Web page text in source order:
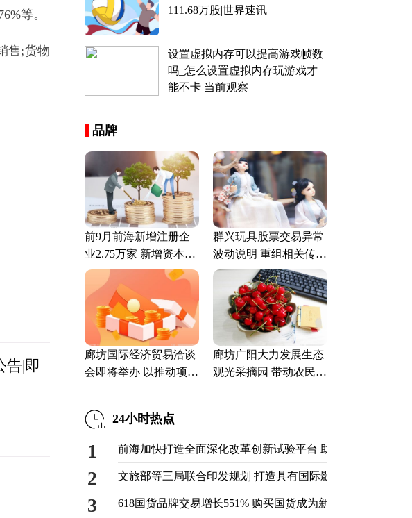
等。
售;货物
告|即
111.68万股|世界速讯
设置虚拟内存可以提高游戏帧数
吗_怎么设置虚拟内存玩游戏才
能不卡 当前观察
品牌
前9月前海新增注册企
业2.75万家 新增资本32
94.1亿元
群兴玩具股票交易异常
波动说明 重组相关传闻
不属实
廊坊国际经济贸易洽谈
会即将举办 以推动项目
廊坊广阳大力发展生态
观光采摘园 带动农民就
24小时热点
1 前海加快打造全面深化改革创新试验平台 助推深圳打造国
2 文旅部等三局联合印发规划 打造具有国际影响力的黄河文化
3 618国货品牌交易增长551% 购买国货成为新的消费潮流